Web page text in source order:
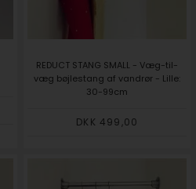
REDUCT STANG SMALL - Væg-til-
væg bøjlestang af vandrør - Lille:
30-99cm
DKK 499,00